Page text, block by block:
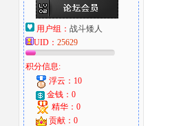
用户组： 战斗矮人
UID： 25629
积分信息:
浮云：10
金钱：0
精华：0
贡献：0